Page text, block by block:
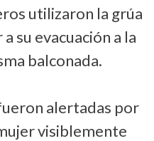
utilizaron la grúa
su evacuación a la
balconada.
alertadas por
visiblemente